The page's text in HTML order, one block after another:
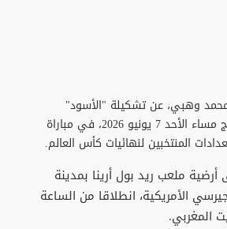
محمد وهبي، عن تشكيلة "الأسود"
لمواجهة منتخب النرويج مساء الأحد 7 يونيو 2026، في مباراة
المنتخبين لنهائيات كأس العالم.
ملعب ريد بول أرينا بمدينة
الأمريكية، انطلاقا من الساعة
المغربي.